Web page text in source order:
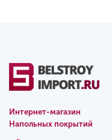
Интернет-магазин
Напольных покрытий